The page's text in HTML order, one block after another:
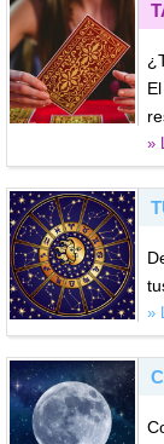
»
»